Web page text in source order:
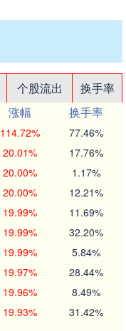
个股流出
换手率
涨幅
换手率
114.72% 77.46%
20.01% 17.76%
20.00% 1.17%
20.00% 12.21%
19.99% 11.69%
19.99% 32.20%
19.99% 5.84%
19.97% 28.44%
19.96% 8.49%
19.93% 31.42%